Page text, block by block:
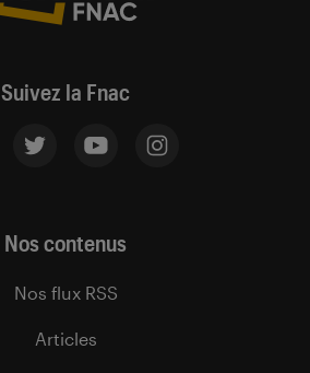
Suivez la Fnac
Nos contenus
Nos flux RSS
Articles